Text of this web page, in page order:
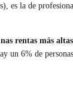
la de
rentas más altas
un 6% de